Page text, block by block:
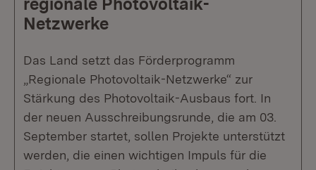
Netzwerke
Das Land setzt das Förderprogramm
„Regionale Photovoltaik-Netzwerke“ zur
Stärkung des Photovoltaik-Ausbaus fort. In
der neuen Ausschreibungsrunde, die am 03.
September startet, sollen Projekte unterstützt
werden, die einen wichtigen Impuls für die